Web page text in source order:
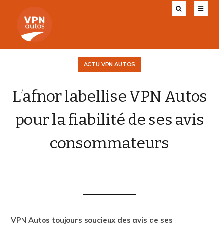
ACTU VPN AUTOS
L’afnor labellise VPN Autos
pour la fiabilité de ses avis
consommateurs
VPN Autos toujours soucieux des avis de ses